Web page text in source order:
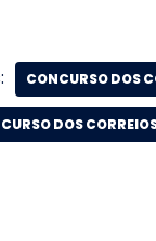
CONCURSO DOS
DOS